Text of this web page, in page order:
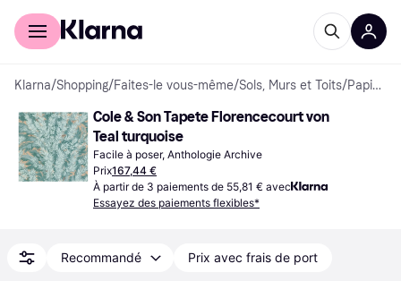
Acheter avec Klarna
Klarna/Shopping/Faites-le vous-même/Sols, Murs et Toits/ Papiers peints
Cole & Son Tapete Florencecourt von
Teal turquoise
Facile à poser, Anthologie Archive
Prix167,44 €
À partir de 3 paiements de 55,81 € avec
Essayez des paiements flexibles*
Recommandé Prix avec frais de port